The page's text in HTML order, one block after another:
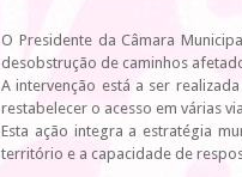
O Presidente da Câmara
desobstrução de caminhos
A intervenção está a ser
restabelecer o acesso em várias
Esta ação integra a estratégia
território e a capacidade de